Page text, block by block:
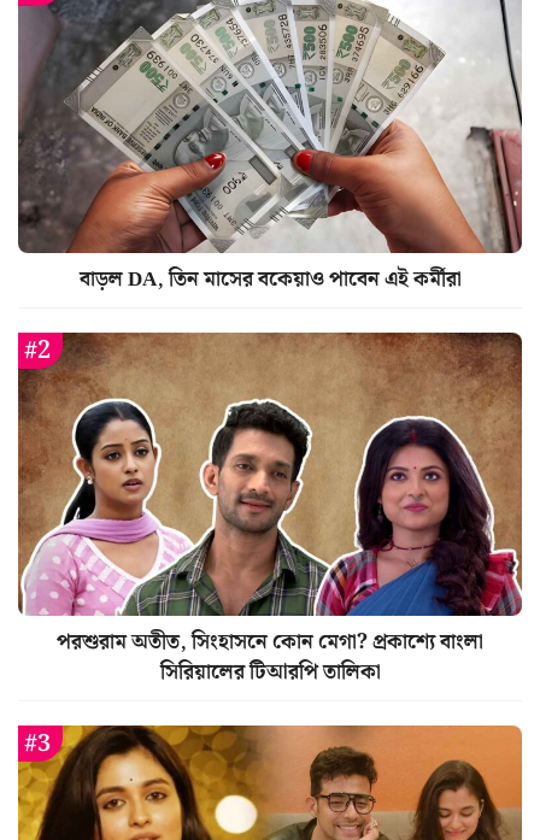
বাড়ল DA, তিন মাসের বকেয়াও পাবেন এই কর্মীরা
পরশুরাম অতীত, সিংহাসনে কোন মেগা? প্রকাশ্যে বাংলা
সিরিয়ালের টিআরপি তালিকা